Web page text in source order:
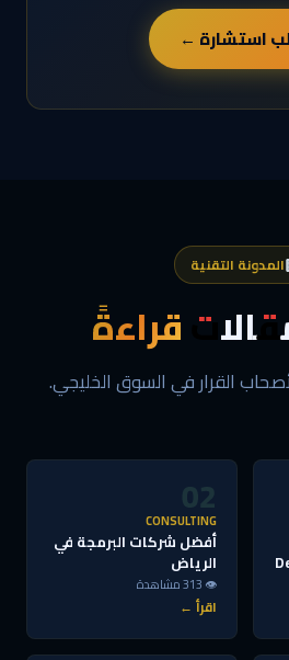
استشارة ←
المدونة التقنية
قراءةً
القرار في السوق الخليجي.
02
CONSULTING
أفضل شركات البرمجة في
الرياض
👁 313 مشاهدة
اقرأ ←